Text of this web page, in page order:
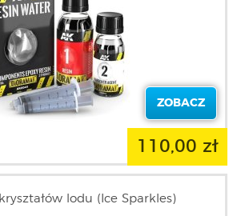
ZOBACZ
110,00 zł
lodu (Ice Sparkles)